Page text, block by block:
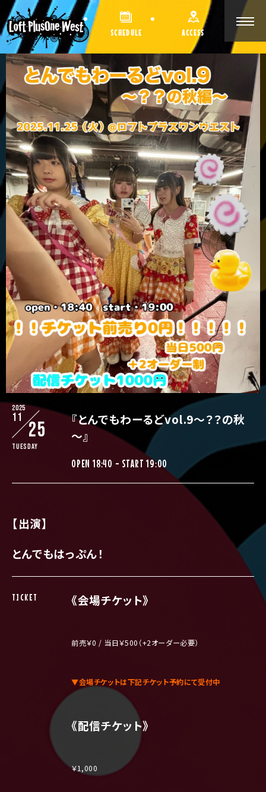
SCHEDULE ACCESS
2025
11
25
Tuesday
『とんでもわーるどvol.9〜？？の秋
～』
OPEN 18:40 - START 19:00
【出演】
とんでもはっぷん！
TICKET 《会場チケット》
前売￥0 / 当日￥500（+2オーダー必要）
▼会場チケットは下記チケット予約にて受付中
《配信チケット》
￥1,000